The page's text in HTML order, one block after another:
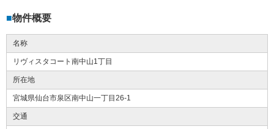
物件概要
名称
リヴィスタコート南中山1丁目
所在地
宮城県仙台市泉区南中山一丁目26-1
交通